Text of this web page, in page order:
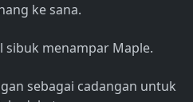
ke sana.
sibuk menampar Maple.
sebagai cadangan untuk